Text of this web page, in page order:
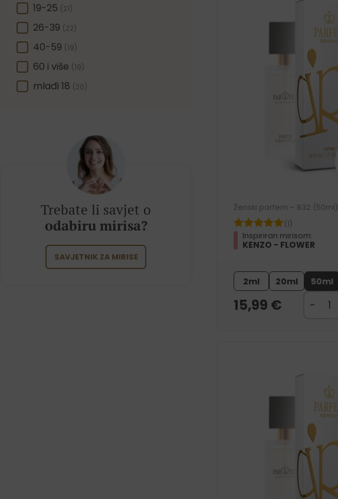
DOB19-25 (21)
26-39 (22)
40-59 (19)
60 i više (19)
mlađi 18 (20)
Trebate li savjet o
odabiru mirisa?
SAVJETNIK ZA MIRISE
Ženski parfem – 832 (50ml)
(1)
Inspiriran mirisom:
KENZO - FLOWER
2ml 20ml 50ml
15,99 €